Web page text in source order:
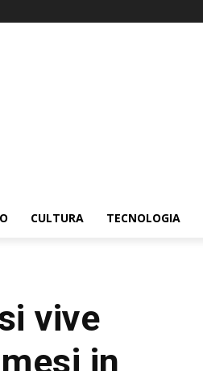
CULTURA TECNOLOGIA
vive
in